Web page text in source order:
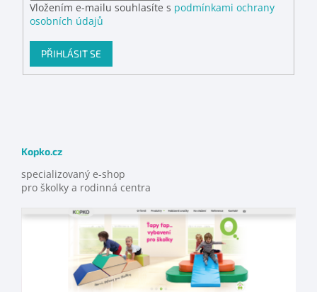
Vložením e-mailu souhlasíte s podmínkami ochrany
osobních údajů
PŘIHLÁSIT SE
Kopko.cz
specializovaný e-shop
pro školky a rodinná centra